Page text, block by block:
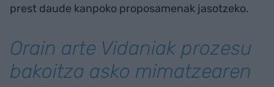
prest daude kanpoko proposamenak jasotzeko.
Orain arte Vidaniak prozesu
bakoitza asko mimatzearen